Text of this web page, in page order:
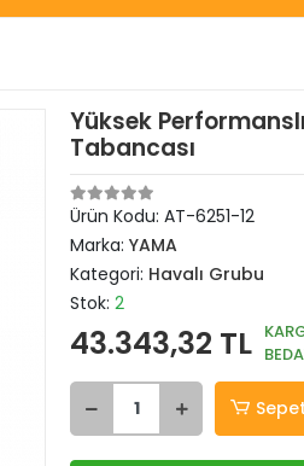
Yüksek
Tabancası
Ürün Kodu: AT-6251-12
Marka: YAMA
Kategori: Havalı Grubu
Stok: 2
43.343,32 TL